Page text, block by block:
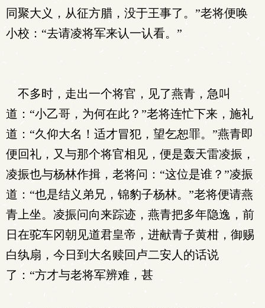
同聚大义，从征方腊，没于王事了。”老将便唤
小校：“去请凌将军来认一认看。”
不多时，走出一个将官，见了燕青，急叫
道：“小乙哥，为何在此？”老将连忙下来，施礼
道：“久仰大名！适才冒犯，望乞恕罪。”燕青即
便回礼，又与那个将官相见，便是轰天雷凌振，
凌振也与杨林作揖，老将问：“这位是谁？”凌振
道：“也是结义弟兄，锦豹子杨林。”老将便请燕
青上坐。凌振问向来踪迹，燕青把多年隐逸，前
日在驼车冈朝见道君皇帝，进献青子黄柑，御赐
白纨扇，今日到大名赎回卢二安人的话说
了：“方才与老将军辨难，甚